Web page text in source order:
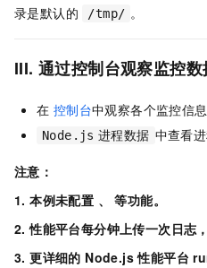
录是默认的
/tmp/ 。
III. 通过控制台观察监控
在 控制台中观察各个监控信息
Node.js 进程数据 中查看
注意：
1. 本例未配置 、
等功能。
2. 性能平台每分钟上传一次日志
3. 更详细的 Node.js 性能平台